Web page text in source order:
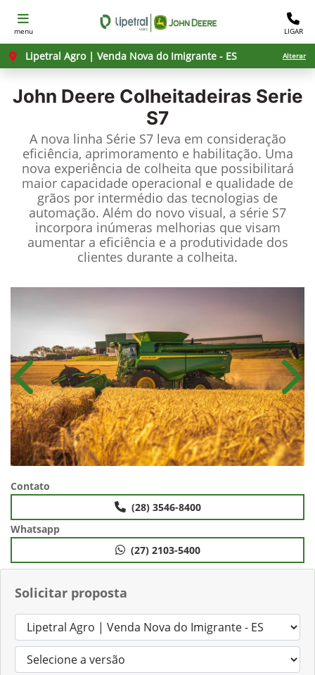
menu LIGAR
Lipetral Agro | Venda Nova do Imigrante - ES Alterar
John Deere Colheitadeiras Serie
S7
A nova linha Série S7 leva em consideração
eficiência, aprimoramento e habilitação. Uma
nova experiência de colheita que possibilitará
maior capacidade operacional e qualidade de
grãos por intermédio das tecnologias de
automação. Além do novo visual, a série S7
incorpora inúmeras melhorias que visam
aumentar a eficiência e a produtividade dos
clientes durante a colheita.
Solicitar proposta
Anterior
Contato
(28) 3546-8400
Whatsapp
(27) 2103-5400